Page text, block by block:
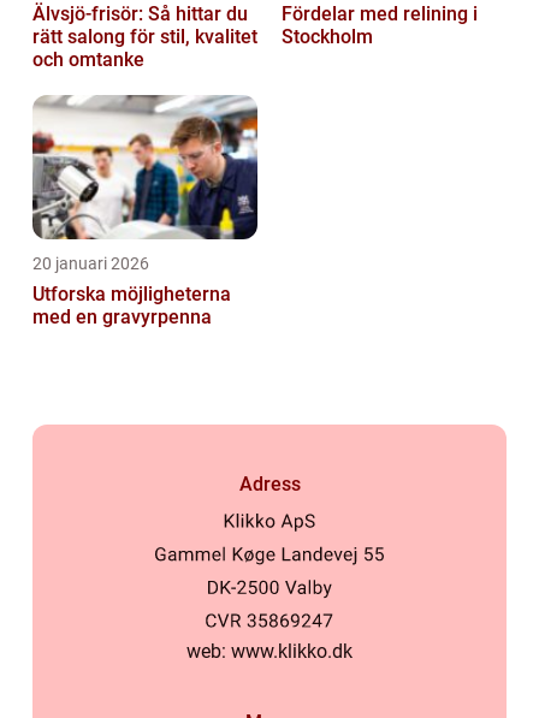
Älvsjö-frisör: Så hittar du
rätt salong för stil, kvalitet
och omtanke
Fördelar med relining i
Stockholm
20 januari 2026
Utforska möjligheterna
med en gravyrpenna
Adress
web: www.klikko.dk